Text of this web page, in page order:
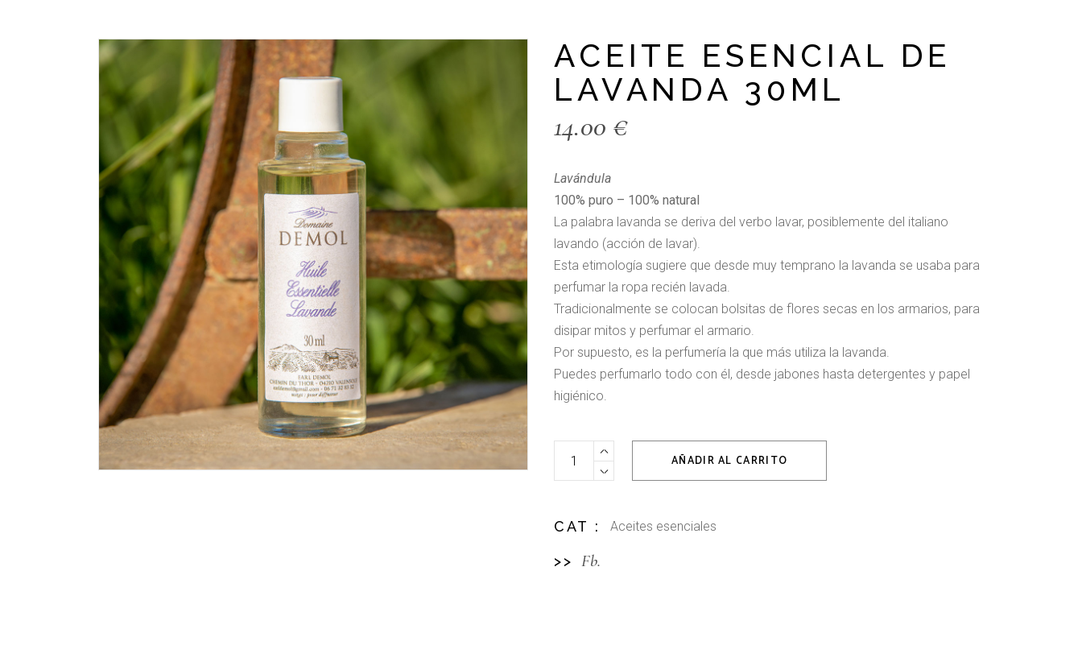
ACEITE ESENCIAL DE
LAVANDA 30ML
14.00 €
Lavándula
100% puro – 100% natural
La palabra lavanda se deriva del verbo lavar, posiblemente del italiano
lavando (acción de lavar).
Esta etimología sugiere que desde muy temprano la lavanda se usaba para
perfumar la ropa recién lavada.
Tradicionalmente se colocan bolsitas de flores secas en los armarios, para
disipar mitos y perfumar el armario.
Por supuesto, es la perfumería la que más utiliza la lavanda.
Puedes perfumarlo todo con él, desde jabones hasta detergentes y papel
higiénico.
Aceite esencial de lavanda 30ml quantity
AÑADIR AL CARRITO
CAT : Aceites esenciales
>> Fb.